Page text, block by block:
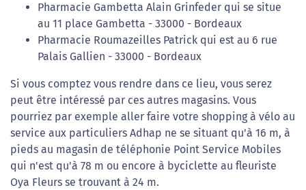
Pharmacie Gambetta Alain Grinfeder qui se situe
au 11 place Gambetta - 33000 - Bordeaux
Pharmacie Roumazeilles Patrick qui est au 6 rue
Palais Gallien - 33000 - Bordeaux
Si vous comptez vous rendre dans ce lieu, vous serez
peut être intéressé par ces autres magasins. Vous
pourriez par exemple aller faire votre shopping à vélo au
service aux particuliers Adhap ne se situant qu'à 16 m, à
pieds au magasin de téléphonie Point Service Mobiles
qui n'est qu'à 78 m ou encore à byciclette au fleuriste
Oya Fleurs se trouvant à 24 m.